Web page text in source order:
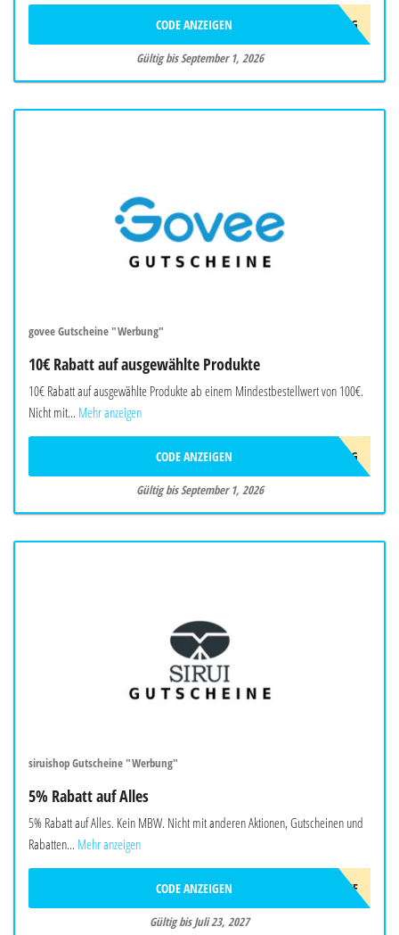
AFF10AUG
CODE ANZEIGEN
Gültig bis September 1, 2026
govee Gutscheine "Werbung"
10€ Rabatt auf ausgewählte Produkte
10€ Rabatt auf ausgewählte Produkte ab einem Mindestbestellwert von 100€.
Nicht mit... Mehr anzeigen
10AFFAUG
CODE ANZEIGEN
Gültig bis September 1, 2026
siruishop Gutscheine "Werbung"
5% Rabatt auf Alles
5% Rabatt auf Alles. Kein MBW. Nicht mit anderen Aktionen, Gutscheinen und
Rabatten... Mehr anzeigen
AFF5OFF
CODE ANZEIGEN
Gültig bis Juli 23, 2027